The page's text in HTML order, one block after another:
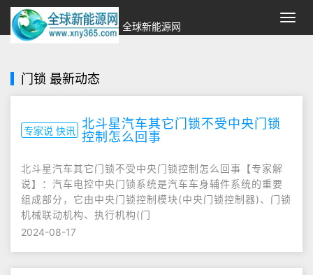
切
换
全球新能源网
门锁 最新动态
专家说 快讯 北斗星汽车其它门锁不受中央门锁
控制怎么回事
北斗星汽车其它门锁不受中央门锁控制怎么回事【专家解
说】：汽车电控中央门锁系统是汽车车身辅件系统的重要
组成部分，它由中央门锁控制模块(中央门锁控制器)、门锁
机械联动机构、执行机构(门
2024-08-17